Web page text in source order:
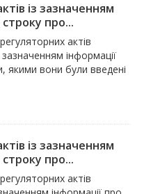
із зазначенням
про...
актів
зазначенням інформації
якими вони були введені
із зазначенням
про...
актів